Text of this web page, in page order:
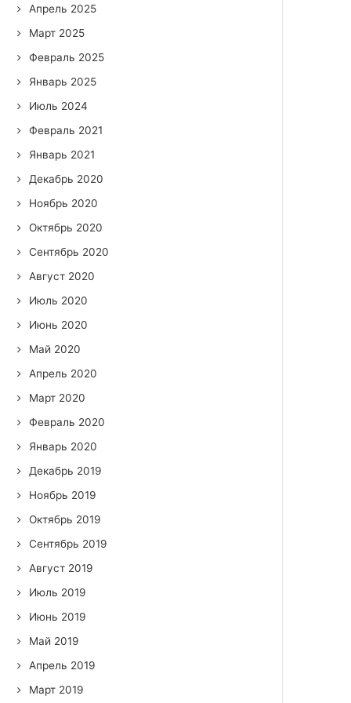
Апрель 2025
Март 2025
Февраль 2025
Январь 2025
Июль 2024
Февраль 2021
Январь 2021
Декабрь 2020
Ноябрь 2020
Октябрь 2020
Сентябрь 2020
Август 2020
Июль 2020
Июнь 2020
Май 2020
Апрель 2020
Март 2020
Февраль 2020
Январь 2020
Декабрь 2019
Ноябрь 2019
Октябрь 2019
Сентябрь 2019
Август 2019
Июль 2019
Июнь 2019
Май 2019
Апрель 2019
Март 2019